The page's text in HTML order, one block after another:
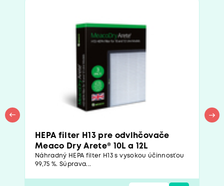
HEPA filter H13 pre odvlhčovače
Meaco Dry Arete® 10L a 12L
Náhradný HEPA filter H13 s vysokou účinnosťou
99,75 %. Súprava...